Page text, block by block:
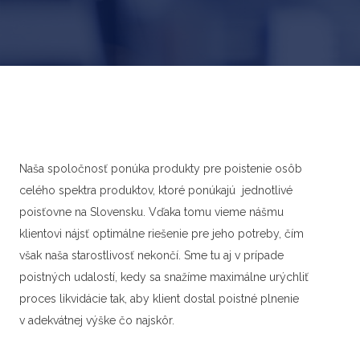
Naša spoločnosť ponúka produkty pre poistenie osôb
celého spektra produktov, ktoré ponúkajú jednotlivé
poisťovne na Slovensku. Vďaka tomu vieme nášmu
klientovi nájsť optimálne riešenie pre jeho potreby, čím
však naša starostlivosť nekončí. Sme tu aj v prípade
poistných udalostí, kedy sa snažíme maximálne urýchliť
proces likvidácie tak, aby klient dostal poistné plnenie
v adekvátnej výške čo najskôr.